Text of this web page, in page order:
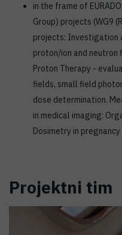
in the frame of
Group) projects (WG9
projects: Investigation
proton/ion and neutron
Proton Therapy -
fields, small field
dose determination.
in medical imaging:
Dosimetry in
Projektni tim